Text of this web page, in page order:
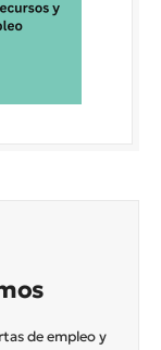
de empleo y